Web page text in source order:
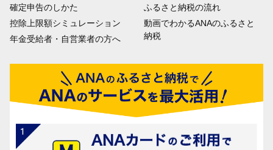
確定申告のしかた
控除上限額シミュレーション
年金受給者・自営業者の方へ
ふるさと納税の流れ
動画でわかるANAのふるさと
納税